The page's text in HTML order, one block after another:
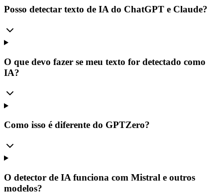
Posso detectar texto de IA do ChatGPT e Claude?
O que devo fazer se meu texto for detectado como
IA?
Como isso é diferente do GPTZero?
O detector de IA funciona com Mistral e outros
modelos?